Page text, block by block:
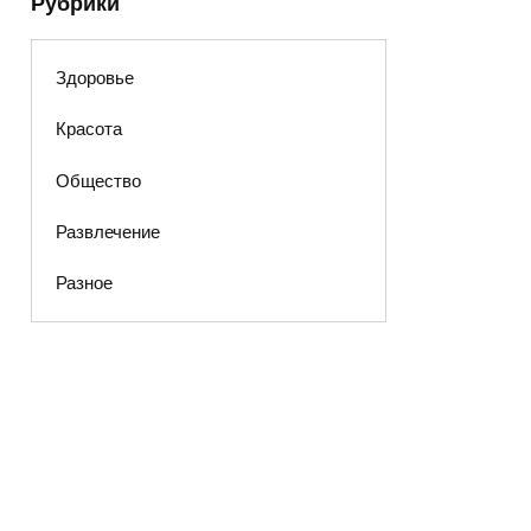
Здоровье
Красота
Общество
Развлечение
Разное